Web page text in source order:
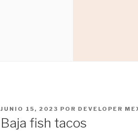
PUBLICADO
JUNIO 15, 2023 POR DEVELOPER
Baja fish tacos